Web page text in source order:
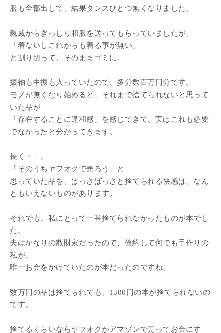
服も全部出して、結果タンスひとつ無くなりました。
親戚からぎっしり和服を送ってもらっていましたが、
「着ないしこれからも着る事が無い」
と割り切って、そのままゴミに。
振袖も中振も入っていたので、多分数百万円分です。
モノが無くなり始めると、それまで捨てられないと思って
いた品が
「存在することに違和感」を感じてきて、実はこれも必要
でなかったと分かってきます。
長く・・、
「そのうちヤフオクで売ろう」と
思っていた品を、ばっさばっさと捨てられる快感は、なん
ともいえないものがあります。
それでも、私にとって一番捨てられなかったものが本でし
た。
夫はかなりの散財家だったので、倹約して何でも手作りの
私が、
唯一お金をかけていたのが本だったのですね。
数万円の品は捨てられても、1500円の本が捨てられないの
です。
捨てるくらいならヤフオクかアマゾンで売ってお金にす